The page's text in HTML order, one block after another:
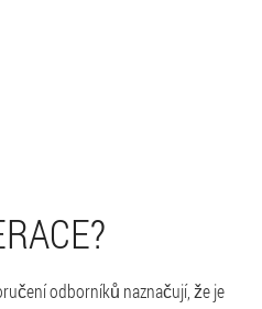
odborníků naznačují, že je